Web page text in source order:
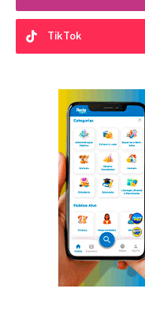
TikTok